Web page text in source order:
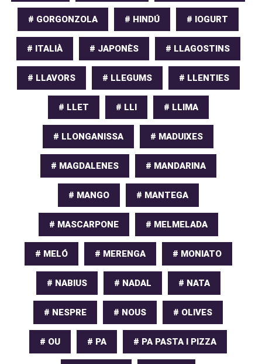
# GORGONZOLA # HINDÚ # IOGURT
# ITALIÀ # JAPONÈS # LLAGOSTINS
# LLAVORS # LLEGUMS # LLENTIES
# LLET # LLI # LLIMA
# LLONGANISSA # MADUIXES
# MAGDALENES # MANDARINA
# MANGO # MANTEGA
# MASCARPONE # MELMELADA
# MELÓ # MERENGA # MONIATO
# NABIUS # NADAL # NATA
# NESPRE # NOUS # OLIVES
# OU # PA # PA PASTA I PIZZA